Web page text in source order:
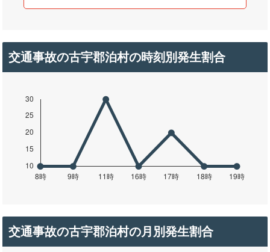
交通事故の古宇郡泊村の時刻別発生割合
交通事故の古宇郡泊村の月別発生割合